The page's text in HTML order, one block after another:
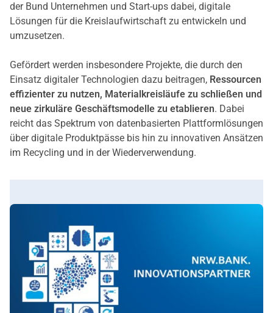
der Bund Unternehmen und Start-ups dabei, digitale
Lösungen für die Kreislaufwirtschaft zu entwickeln und
umzusetzen.
Gefördert werden insbesondere Projekte, die durch den
Einsatz digitaler Technologien dazu beitragen, Ressourcen
effizienter zu nutzen, Materialkreisläufe zu schließen und
neue zirkuläre Geschäftsmodelle zu etablieren. Dabei
reicht das Spektrum von datenbasierten Plattformlösungen
über digitale Produktpässe bis hin zu innovativen Ansätzen
im Recycling und in der Wiederverwendung.